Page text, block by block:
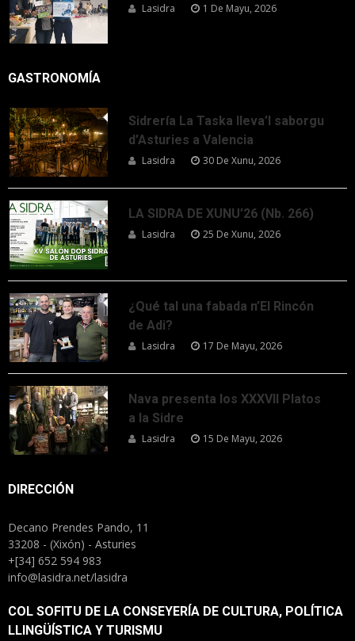
Lasidra 1 De Mayu, 2026
GASTRONOMÍA
Sidrería La Taska lleva’l saborgu
d’Asturies a Valencia
Lasidra 30 De Xunu, 2026
LA SIDRA DE XUNU’26 (Nb. 266)
Lasidra 25 De Xunu, 2026
¿Qué tal una fabada n’El Rincón
de Adi?
Lasidra 17 De Mayu, 2026
Nava presenta los XXXVII Platos
a la Sidre
Lasidra 15 De Mayu, 2026
DIRECCIÓN
Decano Prendes Pando, 11
33208 - (Xixón) - Asturies
+[34] 652 594 983
info@lasidra.net/lasidra
COL SOFITU DE LA CONSEYERÍA DE CULTURA, POLÍTICA
LLINGÜÍSTICA Y TURISMU